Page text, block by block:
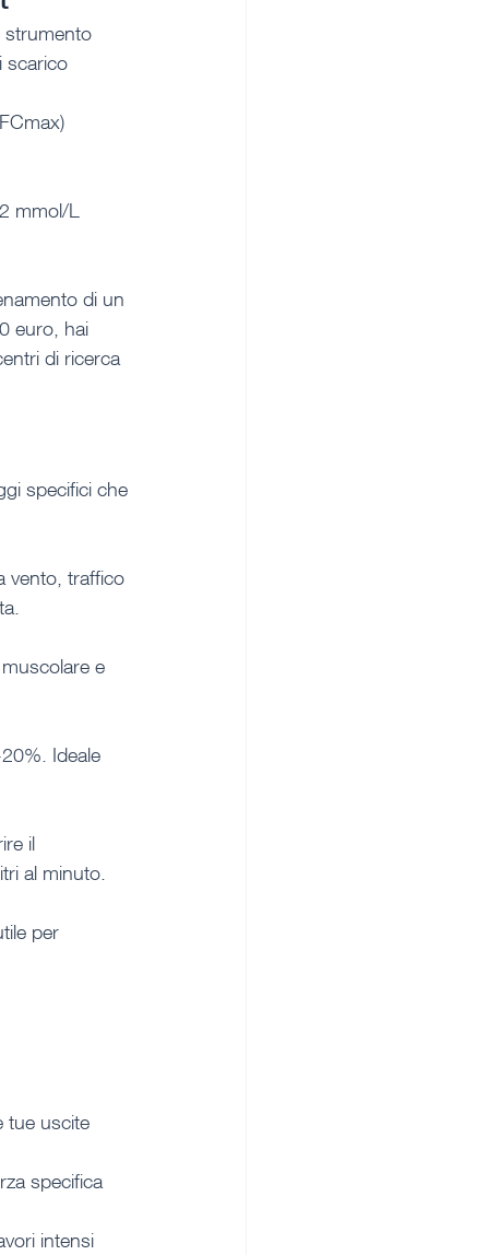
strumento
scarico
mmol/L
di un
euro, hai
di ricerca
specifici che
vento, traffico
e
Ideale
il
al minuto.
per
tue uscite
specifica
intensi